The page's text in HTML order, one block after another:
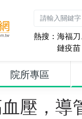
熱搜： 海福刀
鏈疫苗
院所專區
壓，導